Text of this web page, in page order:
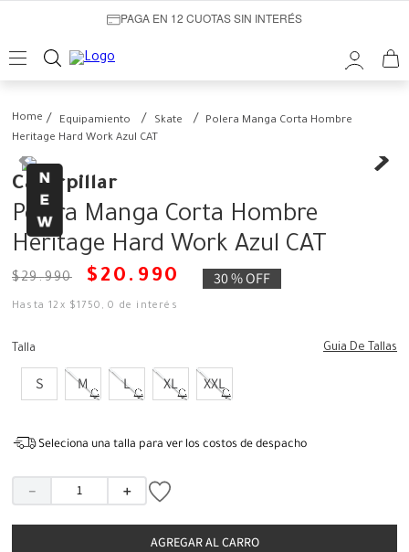
PAGA EN 12 CUOTAS SIN INTERÉS
Equipamiento Skate
Polera Manga Corta Hombre
Heritage Hard Work Azul CAT
Caterpillar
Polera Manga Corta Hombre
Heritage Hard Work Azul CAT
$29.990 $ 20 . 990 30 %OFF
Hasta12 x $1750 ,0 de interés
Talla Guia De Tallas
S M L XL XXL
Seleciona una talla para ver los costos de despacho
＋
－
AGREGAR AL CARRO